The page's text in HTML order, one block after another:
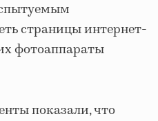
страницы интернет-
фотоаппараты
показали, что